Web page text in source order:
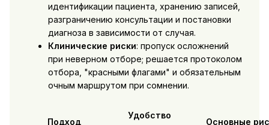
идентификации пациента, хранению записей,
разграничению консультации и постановки
диагноза в зависимости от случая.
Клинические риски: пропуск осложнений
при неверном отборе; решается протоколом
отбора, "красными флагами" и обязательным
очным маршрутом при сомнении.
Подход
Удобство
Основные